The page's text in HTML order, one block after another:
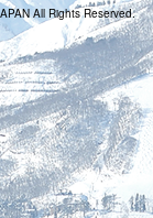
All Rights Reserved.